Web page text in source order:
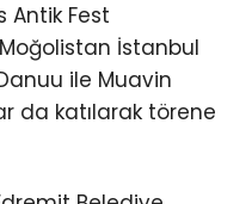
Antik Fest
İstanbul
ile Muavin
da katılarak törene